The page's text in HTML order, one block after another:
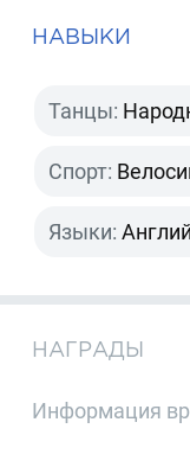
НАВЫКИ
Танцы:
Спорт:
Языки:
НАГРАДЫ
Информация